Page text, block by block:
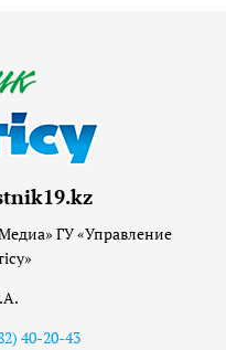
ГУ «Управление
40-20-43